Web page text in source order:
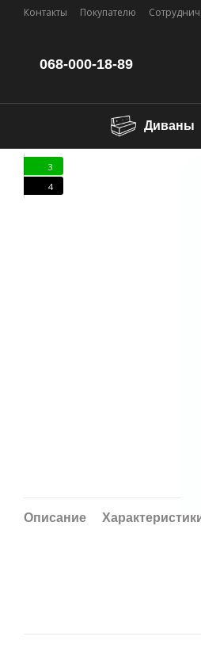
Перейти к основному контенту
Контакты Покупателю
068-000-18-89
Диваны
3
4
Описание